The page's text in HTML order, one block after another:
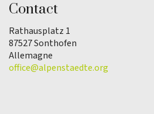
Contact
Rathausplatz 1
87527 Sonthofen
Allemagne
office@alpenstaedte.org